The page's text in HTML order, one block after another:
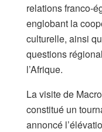
relations franco-
englobant la
culturelle, ainsi
questions
l’Afrique.
La visite de
constitué un
annoncé